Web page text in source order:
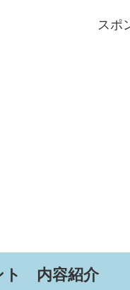
スポ
ト 内容紹介